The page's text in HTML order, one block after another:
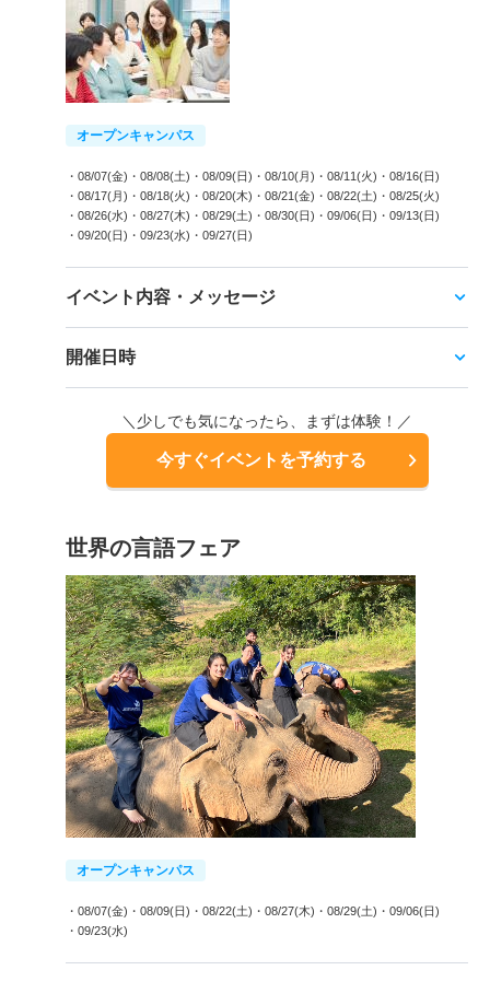
オープンキャンパス
・08/07(金) ・08/08(土) ・08/09(日) ・08/10(月) ・08/11(火) ・08/16(日)
・08/17(月) ・08/18(火) ・08/20(木) ・08/21(金) ・08/22(土) ・08/25(火)
・08/26(水) ・08/27(木) ・08/29(土) ・08/30(日) ・09/06(日) ・09/13(日)
・09/20(日) ・09/23(水) ・09/27(日)
イベント内容・メッセージ
開催日時
＼少しでも気になったら、まずは体験！／
今すぐイベントを予約する
世界の言語フェア
オープンキャンパス
・08/07(金) ・08/09(日) ・08/22(土) ・08/27(木) ・08/29(土) ・09/06(日)
・09/23(水)